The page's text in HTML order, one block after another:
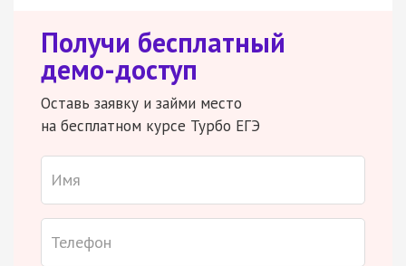
Получи бесплатный
демо-доступ
Оставь заявку и займи место
на бесплатном курсе Турбо ЕГЭ